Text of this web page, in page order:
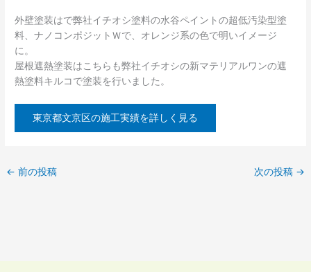
外壁塗装はで弊社イチオシ塗料の水谷ペイントの超低汚染型塗
料、ナノコンポジットＷで、オレンジ系の色で明いイメージ
に。
屋根遮熱塗装はこちらも弊社イチオシの新マテリアルワンの遮
熱塗料キルコで塗装を行いました。
東京都文京区の施工実績を詳しく見る
← 前の投稿 次の投稿 →